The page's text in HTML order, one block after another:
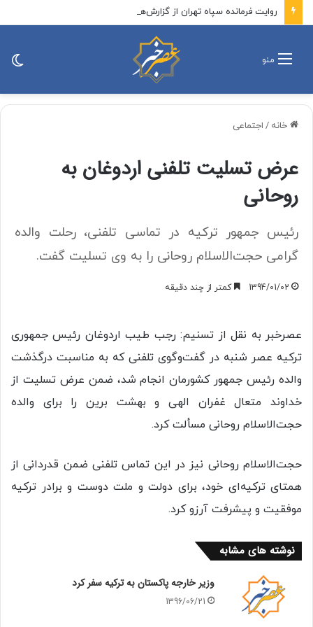
منو
خانه / اجتماعی
عرض تسلیت تلفنی اردوغان به
روحانی
رئیس‌ جمهور ترکیه در تماسی تلفنی، رحلت والده
گرامی حجت‌الاسلام روحانی را به وی تسلیت گفت.
1394/01/02 کمتر از چند دقیقه
عصرخبر به نقل از تسنیم: رجب طیب اردوغان رئیس جمهوری
ترکیه عصر شنبه در گفت‌وگوی تلفنی که به مناسبت درگذشت
والده رئیس‌ جمهور کشورمان انجام شد، ضمن عرض تسلیت از
خداوند متعال غفران الهی و بهشت برین را برای والده
حجت‌الاسلام روحانی مسألت کرد.
حجت‌الاسلام روحانی نیز در این تماس تلفنی ضمن قدردانی از
همتای ترکیه‌ای خود، برای دولت و ملت دوست و برادر ترکیه
موفقیت و پیشرفت آرزو کرد.
نوشته های مشابه
وزیر خارجه پاکستان به ترکیه سفر کرد
1396/06/21